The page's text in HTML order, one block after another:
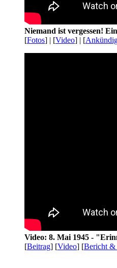
Niemand ist vergessen!
[Fotos] | [Video] | [
Video: 8. Mai 1945 -
[Beitrag] [Video] [Bericht &